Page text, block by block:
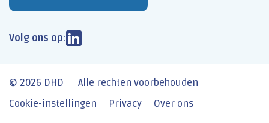
Volg ons op:
© 2026 DHD
Alle rechten voorbehouden
Cookie-instellingen
Privacy Over ons